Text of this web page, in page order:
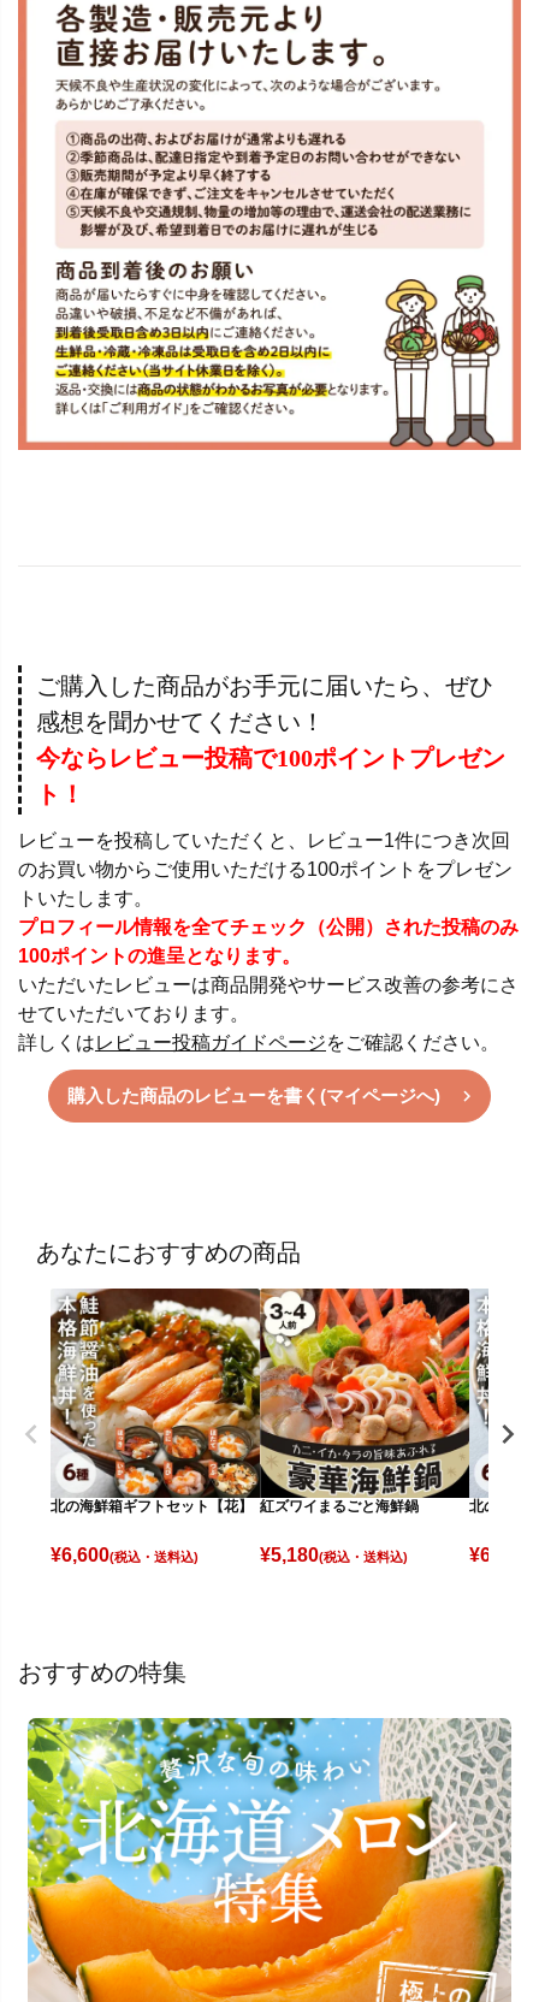
ご購入した商品がお手元に届いたら、ぜひ
感想を聞かせてください！
今ならレビュー投稿で100ポイントプレゼン
ト！
レビューを投稿していただくと、レビュー1件につき次回
のお買い物からご使用いただける100ポイントをプレゼン
トいたします。
プロフィール情報を全てチェック（公開）された投稿のみ
100ポイントの進呈となります。
いただいたレビューは商品開発やサービス改善の参考にさ
せていただいております。
詳しくはレビュー投稿ガイドページをご確認ください。
購入した商品のレビューを書く(マイページへ)
あなたにおすすめの商品
北の海鮮箱ギフトセット【花】
¥6,600(税込)
紅ズワイまるごと海鮮鍋
¥5,180(税込)
北の海鮮
¥6,200
おすすめの特集